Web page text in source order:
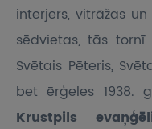
interjers, vitrāžas
sēdvietas, tās
Svētais Pēteris,
bet ērģeles 1938.
Krustpils